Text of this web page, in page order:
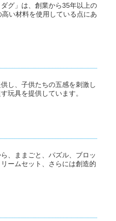
グ」は、創業から35年以上の
い材料を使用している点にあ
し、子供たちの五感を刺激し
玩具を提供しています。
、ままごと、パズル、ブロッ
ームセット、さらには創造的